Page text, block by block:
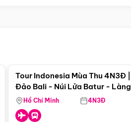
Tour Indonesia Mùa Thu 4N3Đ |
Đảo Bali - Núi Lửa Batur - Làng
Penglipuran
Hồ Chí Minh 4N3Đ